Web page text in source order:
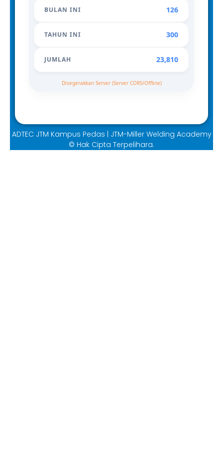
BULAN INI 126
TAHUN INI 300
JUMLAH 23,810
Disegerakkan Server (Server CORS/Offline)
ADTEC JTM Kampus Pedas | JTM-Miller Welding Academy
© Hak Cipta Terpelihara.